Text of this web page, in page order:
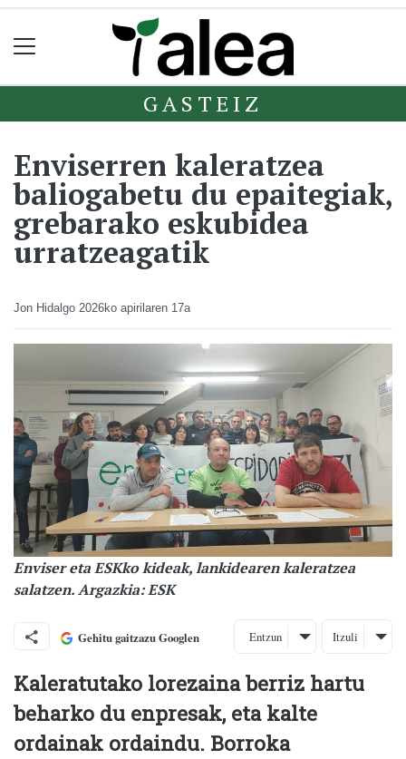
GASTEIZ
Enviserren kaleratzea
baliogabetu du epaitegiak,
grebarako eskubidea
urratzeagatik
Jon Hidalgo 2026ko apirilaren 17a
Enviser eta ESKko kideak, lankidearen kaleratzea
salatzen. Argazkia: ESK
Gehitu gaitzazu Googlen Entzun Itzuli
Kaleratutako lorezaina berriz hartu
beharko du enpresak, eta kalte
ordainak ordaindu. Borroka